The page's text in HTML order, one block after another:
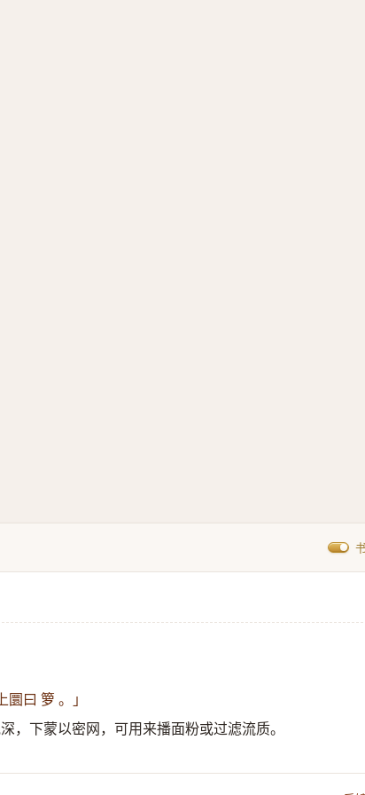
圜曰 箩 。」
，下蒙以密网，可用来播面粉或过滤流质。